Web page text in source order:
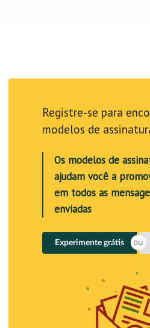
Registre-se para
modelos de
Os modelos de
ajudam você a
em todos as
enviadas
Experimente grátis